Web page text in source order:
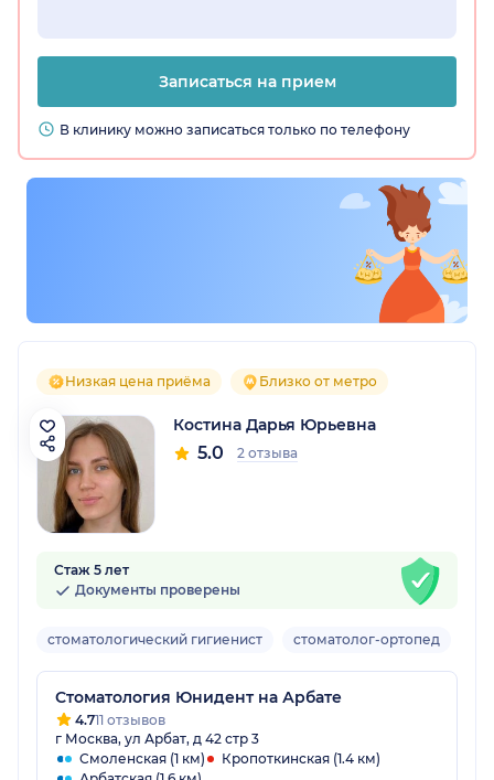
Записаться на прием
В клинику можно записаться только по телефону
Низкая цена приёма Близко от метро
Костина Дарья Юрьевна
5.0 2 отзыва
Стаж 5 лет
Документы проверены
стоматологический гигиенист стоматолог-ортопед
Стоматология Юнидент на Арбате
4.711 отзывов
г Москва, ул Арбат, д 42 стр 3
Смоленская (1 км)
Кропоткинская (1.4 км)